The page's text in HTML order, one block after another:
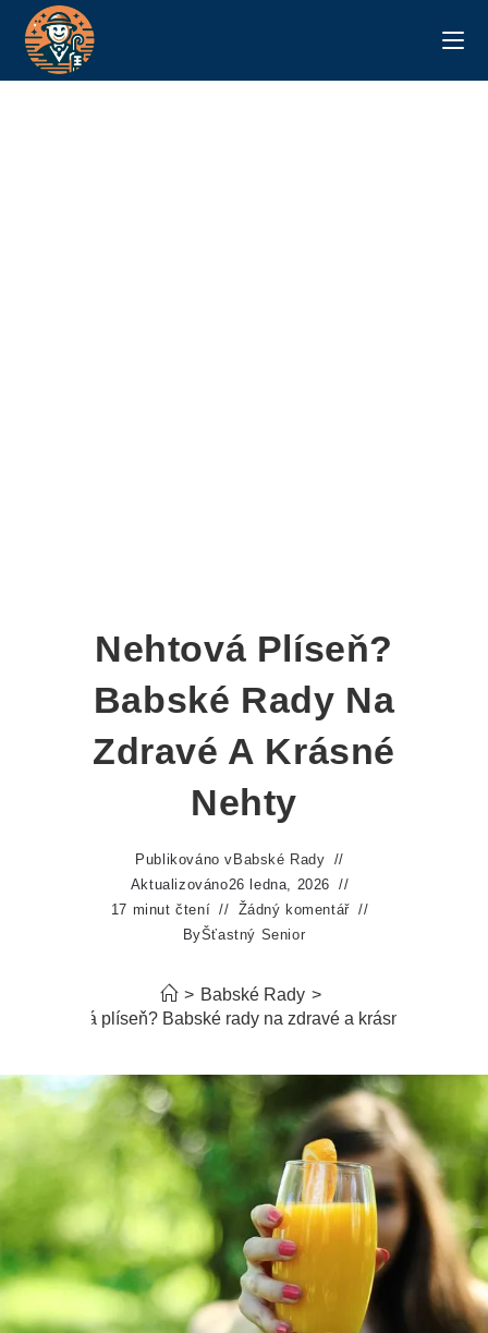
Nehtová Plíseň?
Babské Rady Na
Zdravé A Krásné
Nehty
Publikováno v Babské Rady
Aktualizováno26 ledna, 2026
17 minut čtení
Žádný komentář
ByŠťastný Senior
> Babské Rady >
Nehtová plíseň? Babské rady na zdravé a krásné nehty